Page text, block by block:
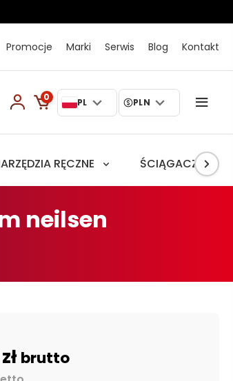
Promocje Marki Serwis Blog Kontakt
0 PL PLN
RĘCZNE ŚCIĄGACZE
neilsen
brutto